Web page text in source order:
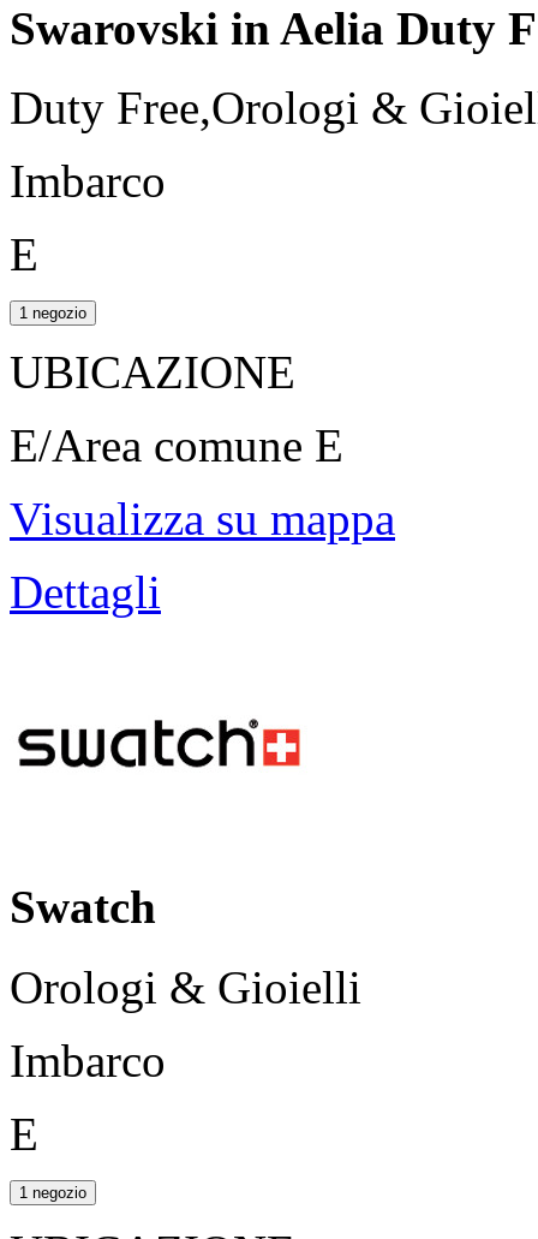
Swarovski in Aelia Duty
Duty Free,Orologi &
Imbarco
E
1 negozio
UBICAZIONE
E/Area comune E
Visualizza su mappa
Dettagli
Swatch
Orologi & Gioielli
Imbarco
E
1 negozio